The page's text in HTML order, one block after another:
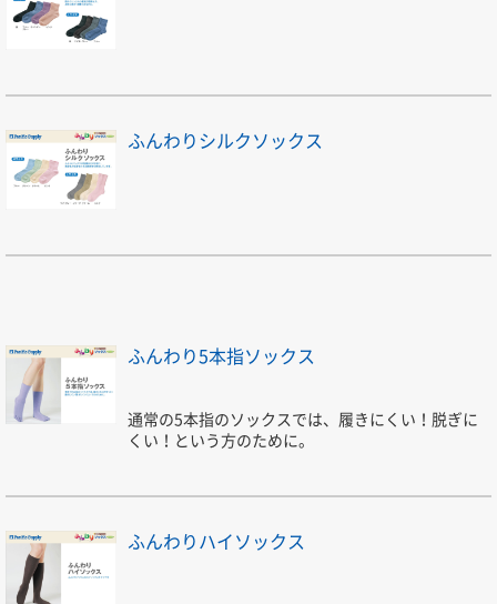
ふんわりシルクソックス
ふんわり5本指ソックス
通常の5本指のソックスでは、履きにくい！脱ぎに
くい！という方のために。
ふんわりハイソックス